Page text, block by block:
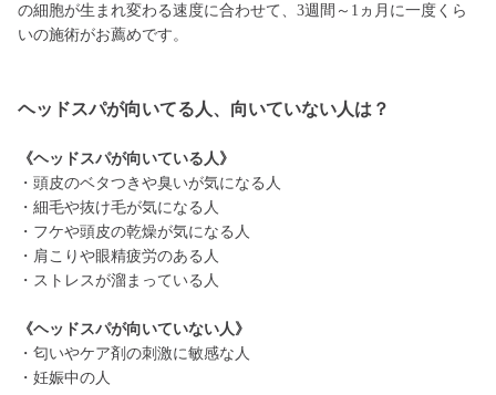
の細胞が生まれ変わる速度に合わせて、3週間～1ヵ月に一度くら
いの施術がお薦めです。
ヘッドスパが向いてる人、向いていない人は？
《ヘッドスパが向いている人》
・頭皮のベタつきや臭いが気になる人
・細毛や抜け毛が気になる人
・フケや頭皮の乾燥が気になる人
・肩こりや眼精疲労のある人
・ストレスが溜まっている人
《ヘッドスパが向いていない人》
・匂いやケア剤の刺激に敏感な人
・妊娠中の人